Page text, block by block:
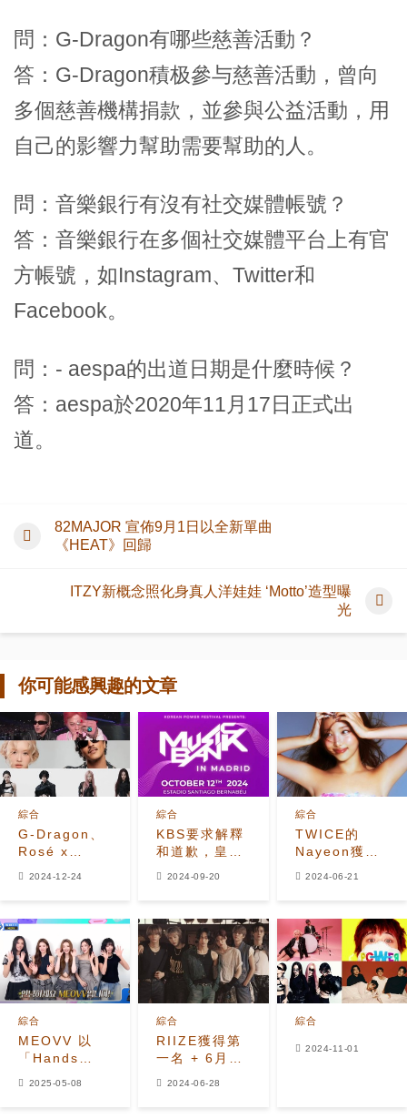
問：G-Dragon有哪些慈善活動？
答：G-Dragon積极參与慈善活動，曾向
多個慈善機構捐款，並參與公益活動，用
自己的影響力幫助需要幫助的人。
問：音樂銀行有沒有社交媒體帳號？
答：音樂銀行在多個社交媒體平台上有官
方帳號，如Instagram、Twitter和
Facebook。
問：- aespa的出道日期是什麼時候？
答：aespa於2020年11月17日正式出
道。
82MAJOR 宣佈9月1日以全新單曲
《HEAT》回歸
ITZY新概念照化身真人洋娃娃 ‘Motto’造型曝
光
你可能感興趣的文章
G-Dragon、
Rosé x
12 月第四周
Instiz 排行榜
榜首
綜合
2024-12-24
KBS要求解釋
和道歉，皇家
銀行”且未事先
通知
綜合
2024-09-20
TWICE的
Nayeon獲得
綜合
2024-06-21
MEOVV 以
「Hands
Up」獲得第一
綜合
2025-05-08
RIIZE獲得第
一名 + 6月28
日《音樂銀
綜合
2024-06-28
綜合
2024-11-01